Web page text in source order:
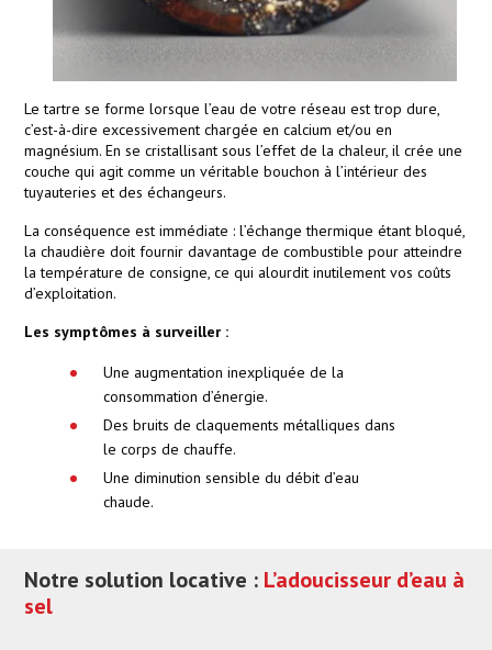
Le tartre se forme lorsque l’eau de votre réseau est trop dure,
c’est-à-dire excessivement chargée en calcium et/ou en
magnésium. En se cristallisant sous l’effet de la chaleur, il crée une
couche qui agit comme un véritable bouchon à l’intérieur des
tuyauteries et des échangeurs.
La conséquence est immédiate : l’échange thermique étant bloqué,
la chaudière doit fournir davantage de combustible pour atteindre
la température de consigne, ce qui alourdit inutilement vos coûts
d’exploitation.
Les symptômes à surveiller :
Une augmentation inexpliquée de la
consommation d’énergie.
Des bruits de claquements métalliques dans
le corps de chauffe.
Une diminution sensible du débit d’eau
chaude.
Notre solution locative : L’adoucisseur d’eau à
sel